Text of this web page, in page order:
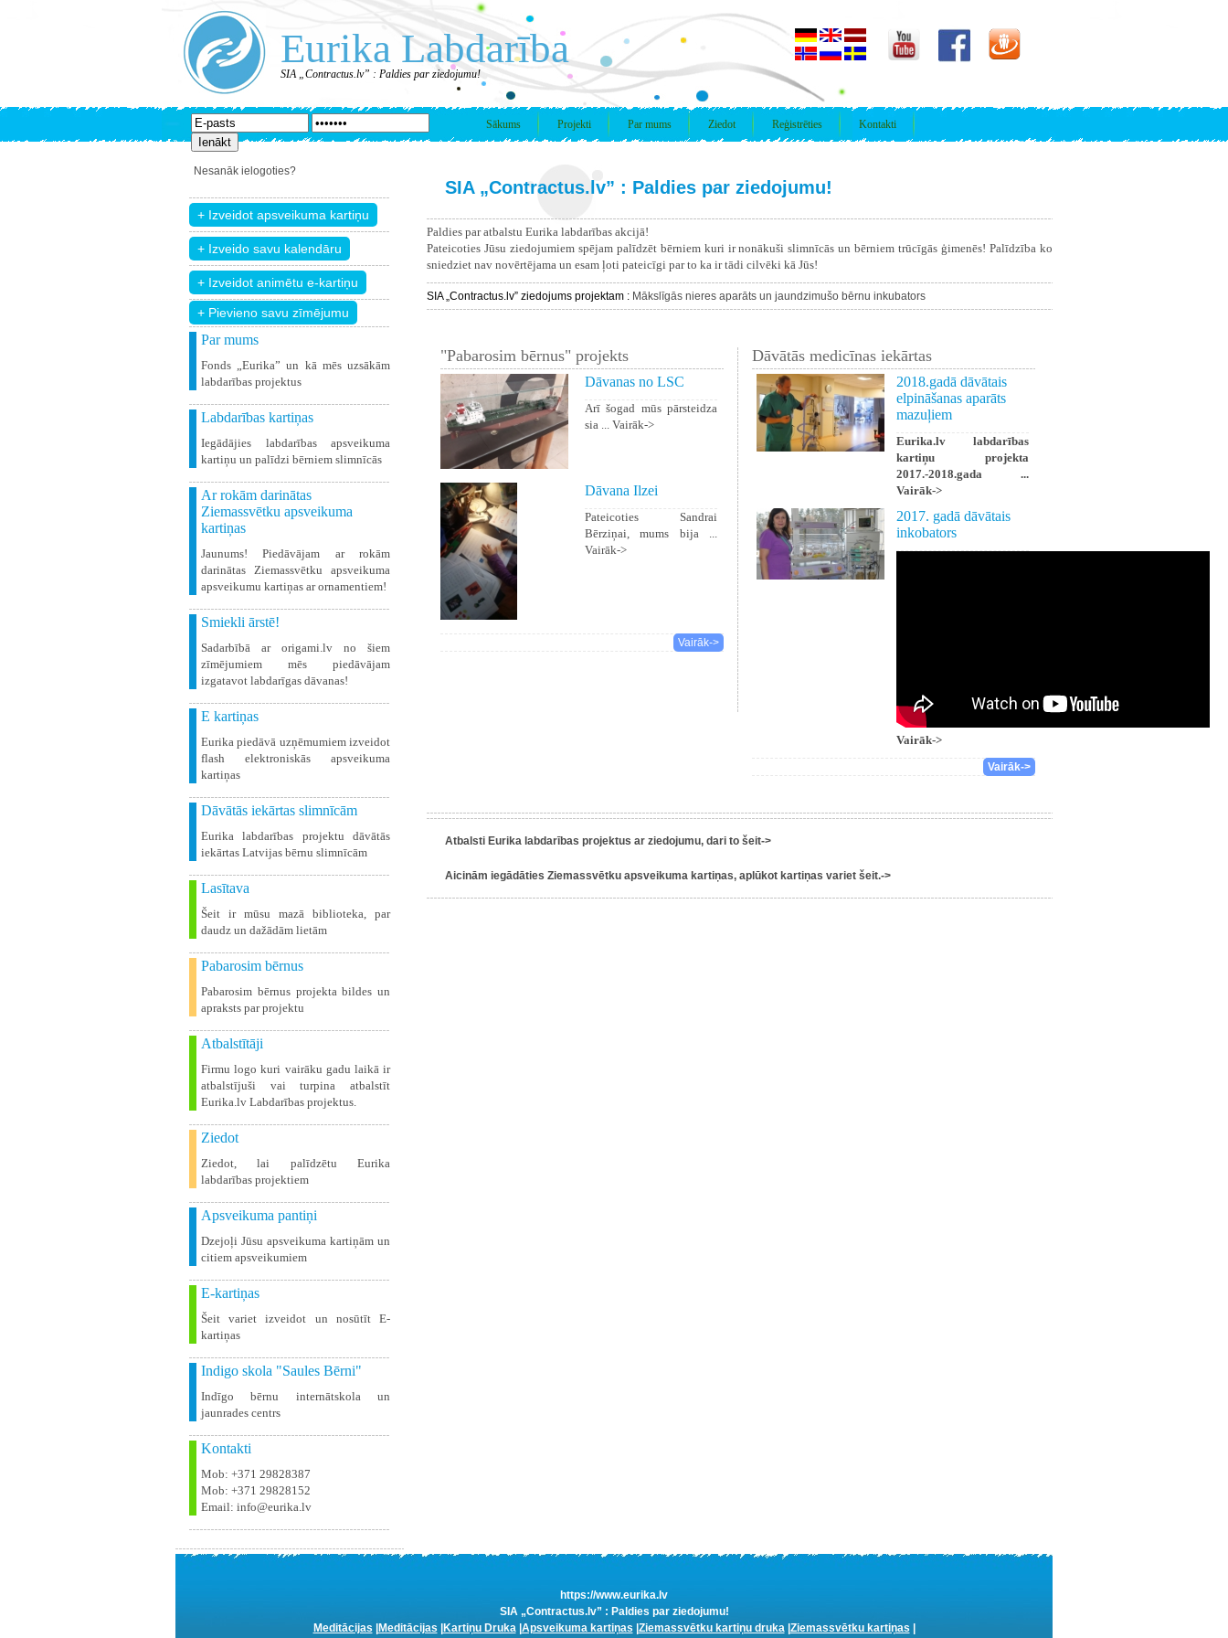
Eurika Labdarība
SIA „Contractus.lv” : Paldies par ziedojumu!
Sākums Projekti Par mums Ziedot Reģistrēties Kontakti
Nesanāk ielogoties?
+ Pievieno savu zīmējumu
Par mums
Fonds „Eurika” un kā mēs uzsākām
labdarības projektus
Labdarības kartiņas
Iegādājies labdarības apsveikuma
kartiņu un palīdzi bērniem slimnīcās
Ar rokām darinātas
Ziemassvētku apsveikuma
kartiņas
Jaunums! Piedāvājam ar rokām
darinātas Ziemassvētku apsveikuma
apsveikumu kartiņas ar ornamentiem!
Smiekli ārstē!
Sadarbībā ar origami.lv no šiem
zīmējumiem mēs piedāvājam
izgatavot labdarīgas dāvanas!
E kartiņas
Eurika piedāvā uzņēmumiem izveidot
flash elektroniskās apsveikuma
kartiņas
Dāvātās iekārtas slimnīcām
Eurika labdarības projektu dāvātās
iekārtas Latvijas bērnu slimnīcām
Lasītava
Šeit ir mūsu mazā biblioteka, par
daudz un dažādām lietām
Pabarosim bērnus
Pabarosim bērnus projekta bildes un
apraksts par projektu
Atbalstītāji
Firmu logo kuri vairāku gadu laikā ir
atbalstījuši vai turpina atbalstīt
Eurika.lv Labdarības projektus.
Ziedot
Ziedot, lai palīdzētu Eurika
labdarības projektiem
Apsveikuma pantiņi
Dzejoļi Jūsu apsveikuma kartiņām un
citiem apsveikumiem
E-kartiņas
Šeit variet izveidot un nosūtīt E-
kartiņas
Indigo skola "Saules Bērni"
Indīgo bērnu internātskola un
jaunrades centrs
Kontakti
Mob: +371 29828387
Mob: +371 29828152
Email: info@eurika.lv
SIA „Contractus.lv” : Paldies par ziedojumu!
Paldies par atbalstu Eurika labdarības akcijā!
Pateicoties Jūsu ziedojumiem spējam palīdzēt bērniem kuri ir nonākuši slimnīcās un bērniem trūcīgās ģimenēs! Palīdzība ko
sniedziet nav novērtējama un esam ļoti pateicīgi par to ka ir tādi cilvēki kā Jūs!
SIA „Contractus.lv” ziedojums projektam : Mākslīgās nieres aparāts un jaundzimušo bērnu inkubators
"Pabarosim bērnus" projekts
Dāvanas no LSC
Arī šogad mūs pārsteidza
sia ... Vairāk->
Dāvana Ilzei
Pateicoties Sandrai
Bērziņai, mums bija ...
Vairāk->
Vairāk->
Dāvātās medicīnas iekārtas
2018.gadā dāvātais
elpināšanas aparāts
mazuļiem
Eurika.lv labdarības
kartiņu projekta
2017.-2018.gada ...
Vairāk->
2017. gadā dāvātais
inkobators
Vairāk->
Vairāk->
Atbalsti Eurika labdarības projektus ar ziedojumu, dari to šeit->
Aicinām iegādāties Ziemassvētku apsveikuma kartiņas, aplūkot kartiņas variet šeit.->
https://www.eurika.lv
SIA „Contractus.lv” : Paldies par ziedojumu!
Meditācijas
Meditācijas Kartiņu Druka| Apsveikuma kartiņas Ziemassvētku kartiņu druka| Ziemassvētku kartiņas